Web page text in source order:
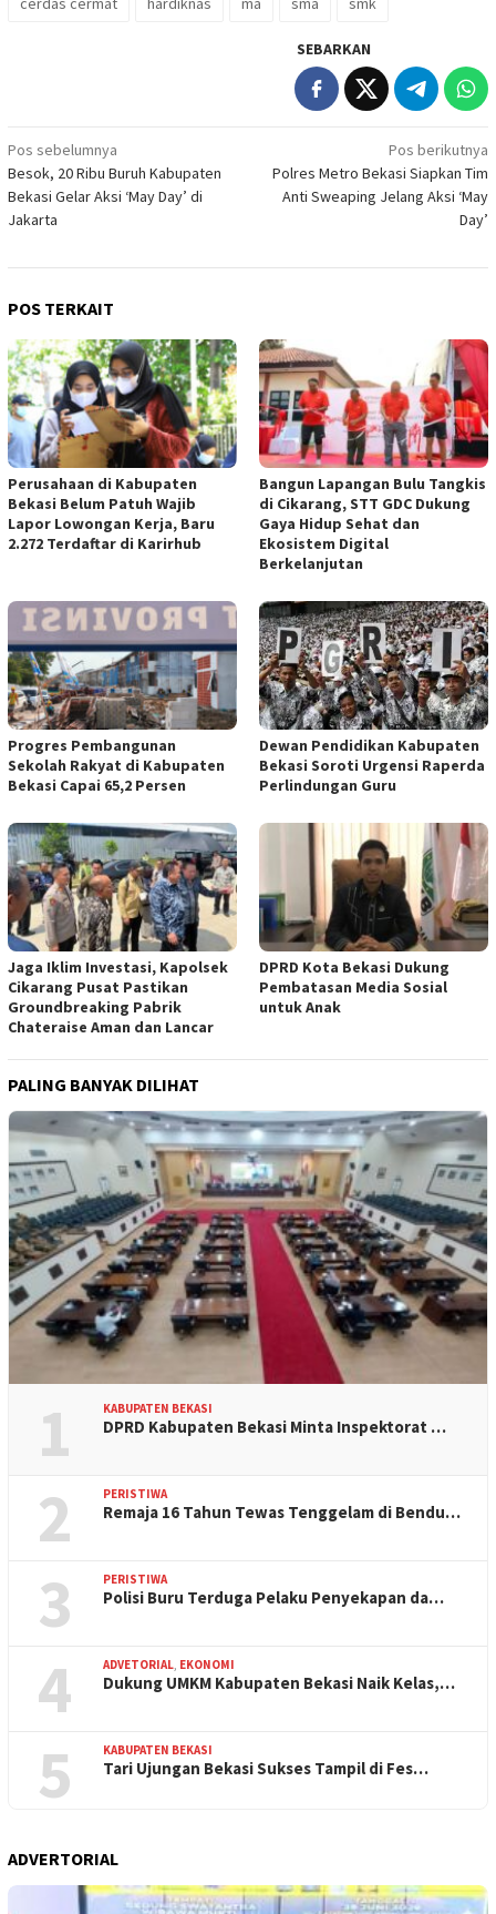
SEBARKAN
Navigasi
pos
Pos sebelumnya
Besok, 20 Ribu Buruh Kabupaten
Bekasi Gelar Aksi ‘May Day’ di
Jakarta
Pos berikutnya
Polres Metro Bekasi Siapkan Tim
Anti Sweaping Jelang Aksi ‘May
Day’
POS TERKAIT
Perusahaan di Kabupaten
Bekasi Belum Patuh Wajib
Lapor Lowongan Kerja, Baru
2.272 Terdaftar di Karirhub
Bangun Lapangan Bulu Tangkis
di Cikarang, STT GDC Dukung
Gaya Hidup Sehat dan
Ekosistem Digital
Berkelanjutan
Progres Pembangunan
Sekolah Rakyat di Kabupaten
Bekasi Capai 65,2 Persen
Dewan Pendidikan Kabupaten
Bekasi Soroti Urgensi Raperda
Perlindungan Guru
Jaga Iklim Investasi, Kapolsek
Cikarang Pusat Pastikan
Groundbreaking Pabrik
Chateraise Aman dan Lancar
DPRD Kota Bekasi Dukung
Pembatasan Media Sosial
untuk Anak
PALING BANYAK DILIHAT
1 KABUPATEN BEKASI
DPRD Kabupaten Bekasi Minta Inspektorat …
2 PERISTIWA
Remaja 16 Tahun Tewas Tenggelam di Bendu…
3 PERISTIWA
Polisi Buru Terduga Pelaku Penyekapan da…
4 ADVETORIAL, EKONOMI
Dukung UMKM Kabupaten Bekasi Naik Kelas,…
5 KABUPATEN BEKASI
Tari Ujungan Bekasi Sukses Tampil di Fes…
ADVERTORIAL